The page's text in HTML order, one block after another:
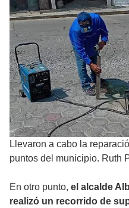
Llevaron a cabo la
puntos del municipio. Ruth
En otro punto, el alcalde
realizó un recorrido de